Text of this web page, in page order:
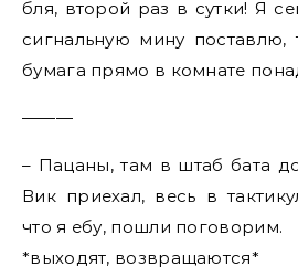
бля, второй раз в сутки! Я
сигнальную мину поставлю,
бумага прямо в комнате
———
– Пацаны, там в штаб бата
Вик приехал, весь в
что я ебу, пошли поговорим.
*выходят, возвращаются*